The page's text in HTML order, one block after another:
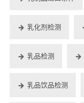
乳化剂检测
乳品检测
乳品饮品检测